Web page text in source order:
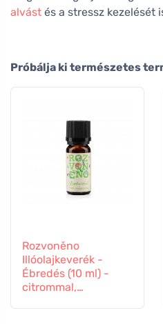
alvást és a stressz kezelését
Próbálja ki természetes
Rozvoněno
Illóolajkeverék -
Ébredés (10 ml) -
citrommal,